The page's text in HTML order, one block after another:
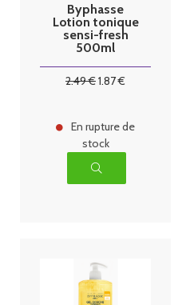
Byphasse
Lotion tonique
sensi-fresh
500ml
2.49€1.87€
En rupture de
stock